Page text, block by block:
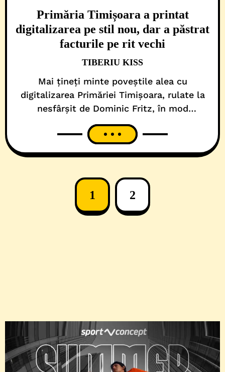
Primăria Timișoara a printat
digitalizarea pe stil nou, dar a păstrat
facturile pe rit vechi
TIBERIU KISS
Mai țineți minte poveștile alea cu
digitalizarea Primăriei Timișoara, rulate la
nesfârșit de Dominic Fritz, în mod
trimestrial, de vreo 5 ani încoace, nu? Dar
repertoriile cu dispariția hârtiei, a dosarelor
cu șină și salvarea plantei, vă sunt încă pe
două luni de ronțăit hârtii prin administrația
1 2